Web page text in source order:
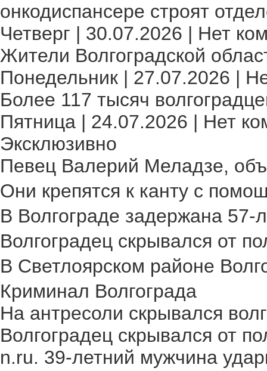
онкодиспансере строят
Четверг | 30.07.2026 | Нет
Жители Волгоградской
Понедельник | 27.07.2026 |
Более 117 тысяч
Пятница | 24.07.2026 | Нет
Эксклюзивно
Певец Валерий Меладзе,
Они крепятся к канту с
В Волгограде задержана 57-
Волгоградец скрывался от
В Светлоярском районе
Криминал Волгограда
На антресоли скрывался
Волгоградец скрывался от
n.ru. 39-летний мужчина